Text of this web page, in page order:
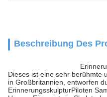
Beschreibung Des
Dieses ist eine sehr berühmte
in Großbritannien, entworfen
ErinnerungsskulpturPiloten